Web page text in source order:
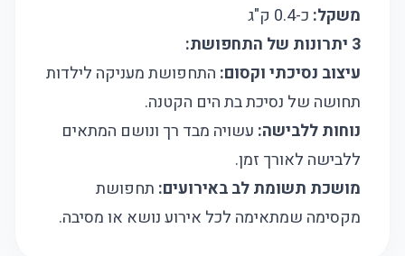
משקל: כ-0.4 ק"ג
3 יתרונות של התחפושת:
עיצוב נסיכתי וקסום: התחפושת מעניקה לילדות
תחושה של נסיכת בת הים הקטנה.
נוחות ללבישה: עשויה מבד רך ונושם המתאים
ללבישה לאורך זמן.
מושכת תשומת לב באירועים: תחפושת
מקסימה שמתאימה לכל אירוע נושא או מסיבה.